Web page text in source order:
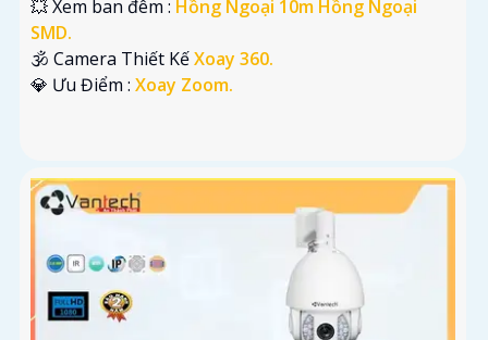
💥 Xem ban đêm : Hồng Ngoại 10m Hồng Ngoại
SMD.
🕉️ Camera Thiết KếXoay 360.
️💎 Ưu Điểm : Xoay Zoom.